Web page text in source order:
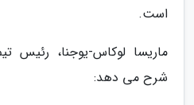
است.
شرح می دهد: